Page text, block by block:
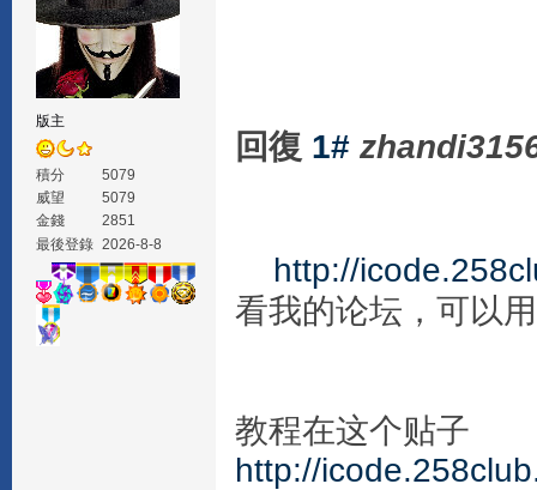
版主
積分
5079
威望
5079
金錢
2851
最後登錄 2026-8-8
回復 1#
http://
看我的论坛，可以
教程在这个贴子
http://